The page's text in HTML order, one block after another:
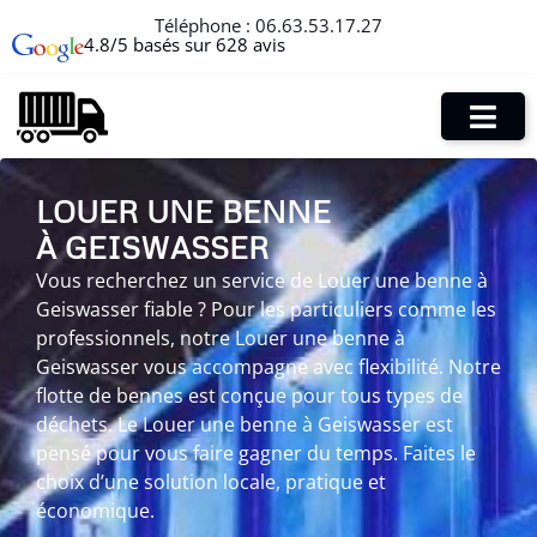
Téléphone : 06.63.53.17.27
4.8/5 basés sur 628 avis
LOUER UNE BENNE
À GEISWASSER
Vous recherchez un service de Louer une benne à
Geiswasser fiable ? Pour les particuliers comme les
professionnels, notre Louer une benne à
Geiswasser vous accompagne avec flexibilité. Notre
flotte de bennes est conçue pour tous types de
déchets. Le Louer une benne à Geiswasser est
pensé pour vous faire gagner du temps. Faites le
choix d’une solution locale, pratique et
économique.